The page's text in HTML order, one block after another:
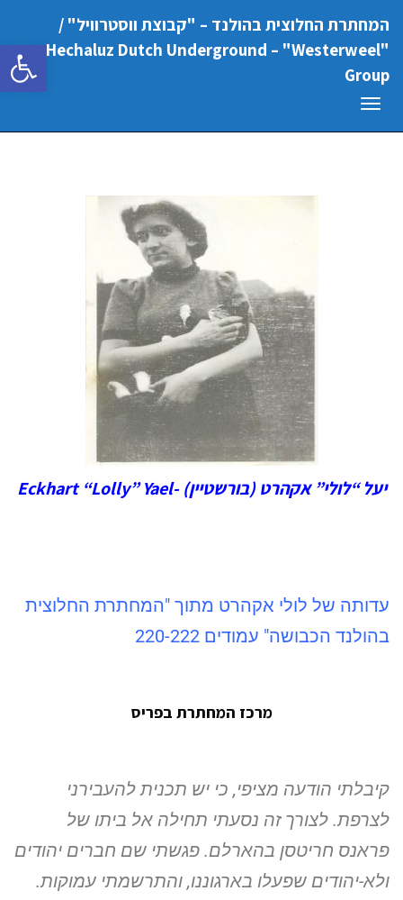
פתח
המחתרת החלוצית בהולנד – "קבוצת ווסטרוויל" /
"Hechaluz Dutch Underground – "Westerweel
Group
תפריט
יעל “לולי” אקהרט (בורשטיין) -Eckhart“Lolly” Yael
עדותה של לולי אקהרט מתוך "המחתרת החלוצית
בהולנד הכבושה" עמודים 220-222
מרכז המחתרת בפריס
קיבלתי הודעה מציפי, כי יש תכנית להעבירני
לצרפת. לצורך זה נסעתי תחילה אל ביתו של
פראנס חריטסן בהארלם. פגשתי שם חברים יהודים
ולא-יהודים שפעלו בארגוננו, והתרשמתי עמוקות.